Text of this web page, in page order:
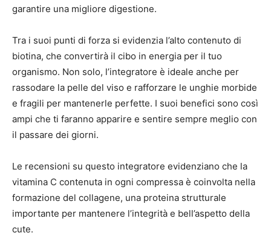
garantire una migliore digestione.
Tra i suoi punti di forza si evidenzia l’alto contenuto di
biotina, che convertirà il cibo in energia per il tuo
organismo. Non solo, l’integratore è ideale anche per
rassodare la pelle del viso e rafforzare le unghie morbide
e fragili per mantenerle perfette. I suoi benefici sono così
ampi che ti faranno apparire e sentire sempre meglio con
il passare dei giorni.
Le recensioni su questo integratore evidenziano che la
vitamina C contenuta in ogni compressa è coinvolta nella
formazione del collagene, una proteina strutturale
importante per mantenere l’integrità e bell’aspetto della
cute.